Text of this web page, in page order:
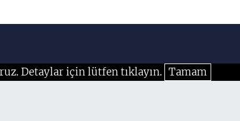
Detaylar için lütfen tıklayın. Tamam